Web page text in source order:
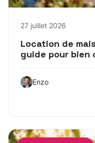
27 juillet 2026
Location de
guide pour bien
Enzo